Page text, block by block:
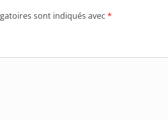
sont indiqués avec *